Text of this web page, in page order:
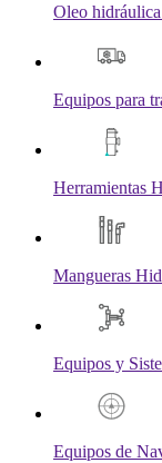
Oleo
Equipos para
Herramientas
Mangueras
Equipos y
Equipos de